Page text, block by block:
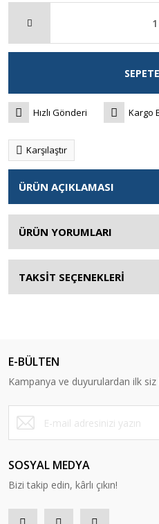
Hızlı Gönderi Kargo
Karşılaştır
ÜRÜN AÇIKLAMASI
ÜRÜN YORUMLARI
TAKSİT SEÇENEKLERİ
E-BÜLTEN
Kampanya ve duyurulardan ilk
SOSYAL MEDYA
Bizi takip edin, kârlı çıkın!